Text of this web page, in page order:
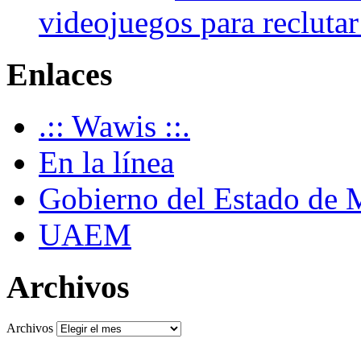
videojuegos para
Enlaces
.:: Wawis ::.
En la línea
Gobierno del Estado de
UAEM
Archivos
Archivos